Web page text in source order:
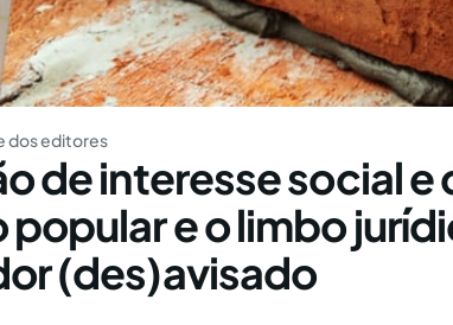
dos editores
de interesse social e
e o limbo
(des)avisado